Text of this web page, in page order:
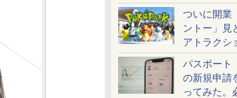
ケットも解
ついに開業
ントー」見
アトラクシ
配・来場前
パスポート
の新規申請
ってみた。